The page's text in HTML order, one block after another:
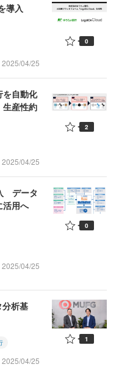
導入
2025/04/25
0
を自動化
産性約
2025/04/25
2
データ
活用へ
2025/04/25
0
析基
2025/04/25
1